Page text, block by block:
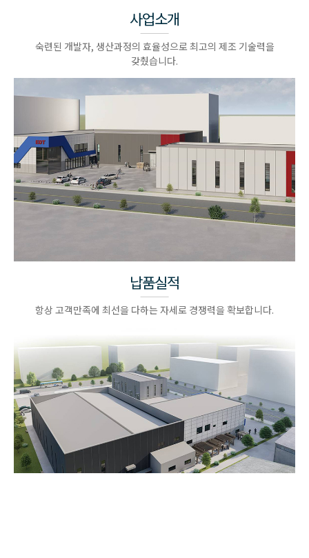
사업소개
숙련된 개발자, 생산과정의 효율성으로 최고의 제조 기술력을
갖췄습니다.
납품실적
항상 고객만족에 최선을 다하는 자세로 경쟁력을 확보합니다.